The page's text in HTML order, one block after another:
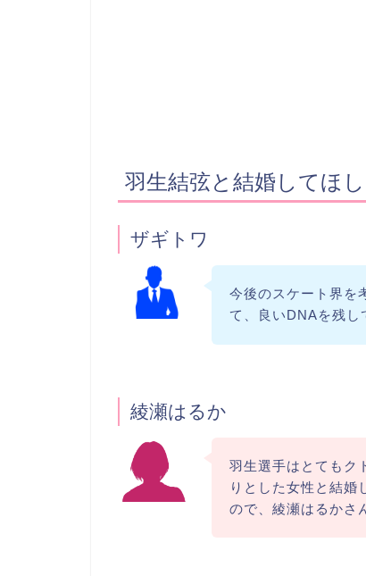
羽生結弦と結婚してほ
ザギトワ
今後のスケート界を
て、良いDNAを残し
綾瀬はるか
羽生選手はとてもク
りとした女性と結婚
ので、綾瀬はるかさ